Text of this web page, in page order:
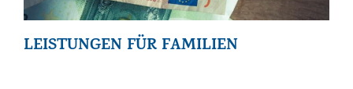
LEISTUNGEN FÜR FAMILIEN